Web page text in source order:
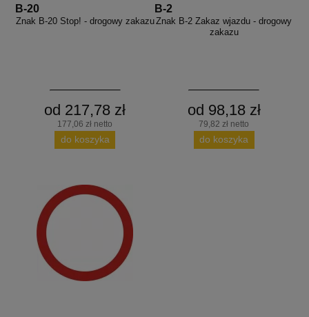
B-20
Znak B-20 Stop! - drogowy zakazu
od 217,78 zł
177,06 zł netto
do koszyka
B-2
Znak B-2 Zakaz wjazdu - drogowy
zakazu
od 98,18 zł
79,82 zł netto
do koszyka